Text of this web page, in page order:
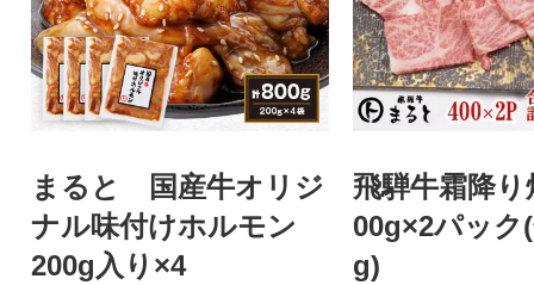
まると 国産牛オリジ
ナル味付けホルモン
200g入り×4
飛騨牛霜降
00g×2パック
g)